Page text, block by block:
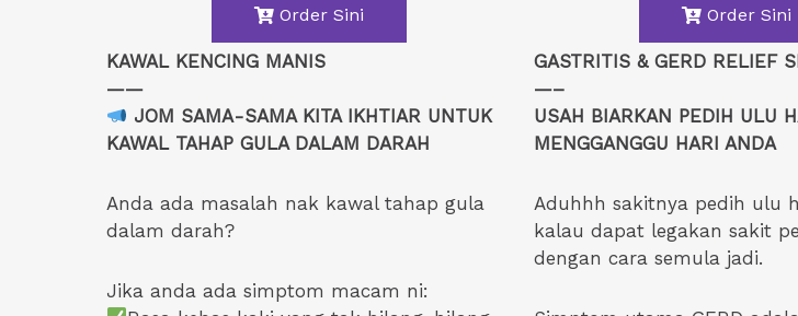
Order Sini
KAWAL KENCING MANIS
——
JOM SAMA-SAMA KITA IKHTIAR UNTUK
KAWAL TAHAP GULA DALAM DARAH
Anda ada masalah nak kawal tahap gula
dalam darah?
Jika anda ada simptom macam ni:
Order Sini
GASTRITIS & GERD RELIEF
—–
USAH BIARKAN PEDIH ULU
MENGGANGGU HARI ANDA
Aduhhh sakitnya pedih ulu
kalau dapat legakan sakit
dengan cara semula jadi.